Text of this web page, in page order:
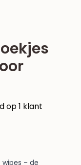
op1 klant
– de